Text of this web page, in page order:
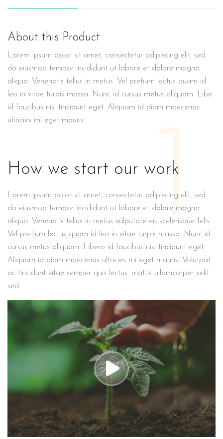
About this Product
Lorem ipsum dolor sit amet, consectetur adipiscing elit, sed
do eiusmod tempor incididunt ut labore et dolore magna
aliqua. Venenatis tellus in metus. Vel pretium lectus quam id
leo in vitae turpis massa. Nunc id cursus metus aliquam. Libe
id faucibus nisl tincidunt eget. Aliquam id diam maecenas
ultricies mi eget mauris.
1
How we start our work
Lorem ipsum dolor sit amet, consectetur adipiscing elit, sed
do eiusmod tempor incididunt ut labore et dolore magna
aliqua. Venenatis tellus in metus vulputate eu scelerisque felis.
Vel pretium lectus quam id leo in vitae turpis massa. Nunc id
cursus metus aliquam. Libero id faucibus nisl tincidunt eget.
Aliquam id diam maecenas ultricies mi eget mauris. Volutpat
ac tincidunt vitae semper quis lectus. mattis ullamcorper velit
sed.